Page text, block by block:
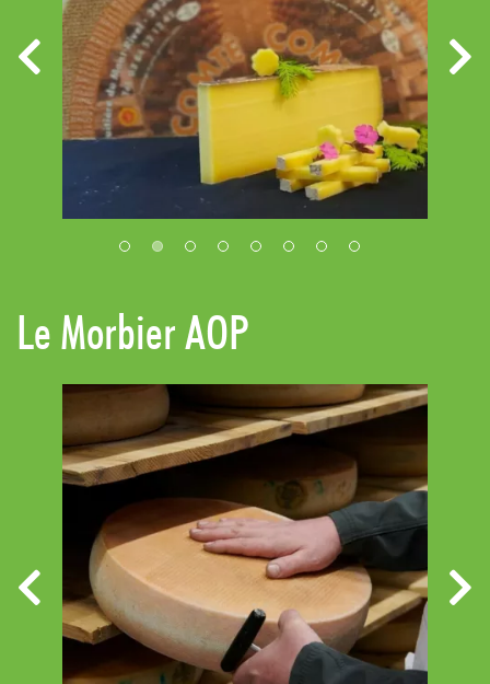
Le Morbier AOP